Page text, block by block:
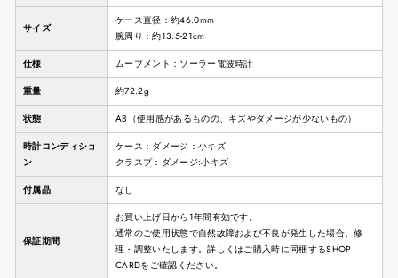
サイズ
ケース直径：約46.0mm
腕周り：約13.5-21cm
仕様 ムーブメント：ソーラー電波時計
重量 約72.2g
状態 AB（使用感があるものの、キズやダメージが少ないもの）
時計コンディショ
ン
ケース：ダメージ：小キズ
クラスプ：ダメージ:小キズ
付属品 なし
保証期間
お買い上げ日から1年間有効です。
通常のご使用状態で自然故障および不良が発生した場合、修
理・調整いたします。詳しくはご購入時に同梱するSHOP
CARDをご確認ください。